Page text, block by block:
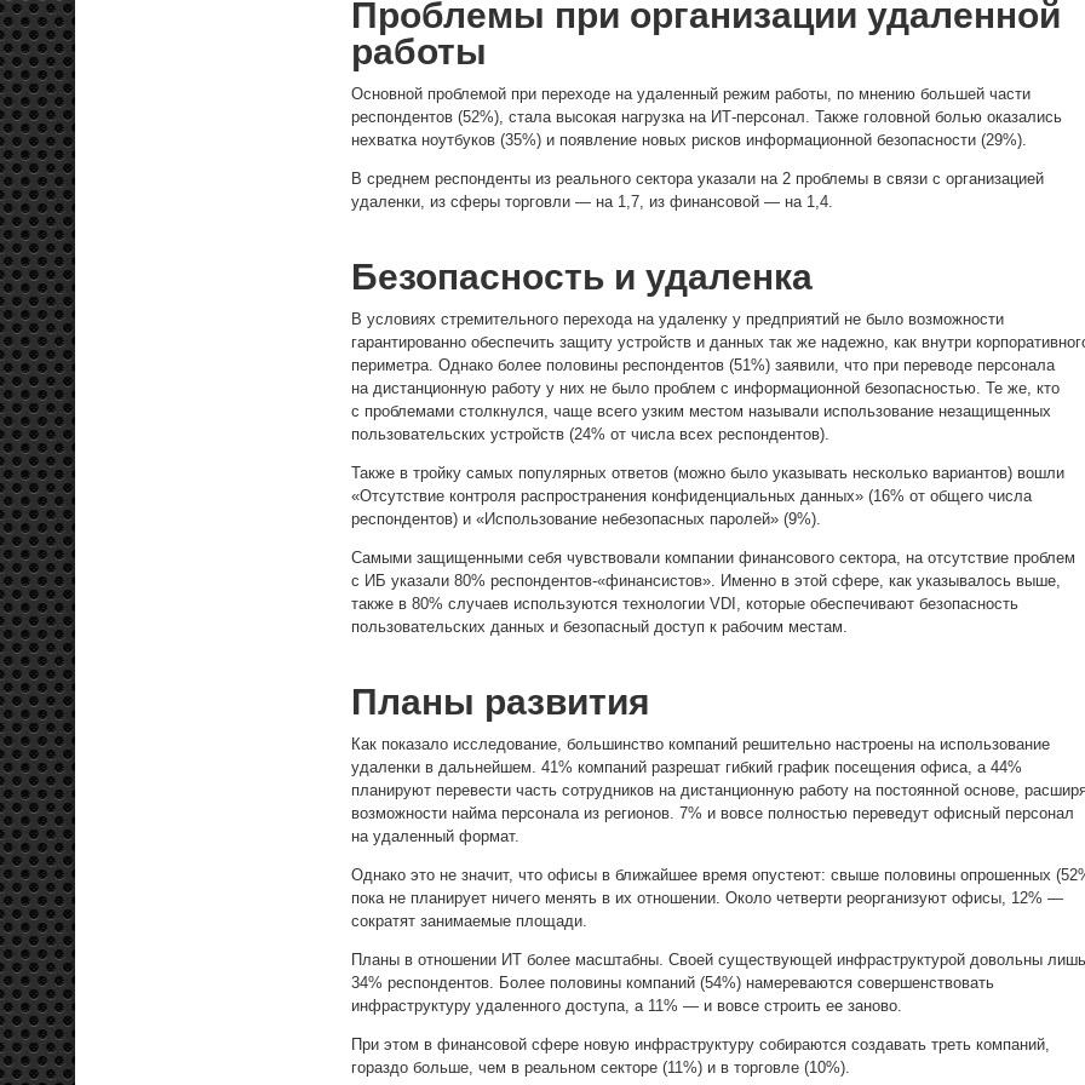
Проблемы при организации удаленной
работы
Основной проблемой при переходе на удаленный режим работы, по мнению большей части
респондентов (52%), стала высокая нагрузка на ИТ-персонал. Также головной болью оказались
нехватка ноутбуков (35%) и появление новых рисков информационной безопасности (29%).
В среднем респонденты из реального сектора указали на 2 проблемы в связи с организацией
удаленки, из сферы торговли — на 1,7, из финансовой — на 1,4.
Безопасность и удаленка
В условиях стремительного перехода на удаленку у предприятий не было возможности
гарантированно обеспечить защиту устройств и данных так же надежно, как внутри
периметра. Однако более половины респондентов (51%) заявили, что при переводе персонала
на дистанционную работу у них не было проблем с информационной безопасностью. Те же, кто
с проблемами столкнулся, чаще всего узким местом называли использование незащищенных
пользовательских устройств (24% от числа всех респондентов).
Также в тройку самых популярных ответов (можно было указывать несколько вариантов) вошли
«Отсутствие контроля распространения конфиденциальных данных» (16% от общего числа
респондентов) и «Использование небезопасных паролей» (9%).
Самыми защищенными себя чувствовали компании финансового сектора, на отсутствие проблем
с ИБ указали 80% респондентов-«финансистов». Именно в этой сфере, как указывалось выше,
также в 80% случаев используются технологии VDI, которые обеспечивают безопасность
пользовательских данных и безопасный доступ к рабочим местам.
Планы развития
Как показало исследование, большинство компаний решительно настроены на использование
удаленки в дальнейшем. 41% компаний разрешат гибкий график посещения офиса, а 44%
планируют перевести часть сотрудников на дистанционную работу на постоянной основе,
возможности найма персонала из регионов. 7% и вовсе полностью переведут офисный персонал
на удаленный формат.
Однако это не значит, что офисы в ближайшее время опустеют: свыше половины опрошенных
пока не планирует ничего менять в их отношении. Около четверти реорганизуют офисы, 12% —
сократят занимаемые площади.
Планы в отношении ИТ более масштабны. Своей существующей инфраструктурой довольны лишь
34% респондентов. Более половины компаний (54%) намереваются совершенствовать
инфраструктуру удаленного доступа, а 11% — и вовсе строить ее заново.
При этом в финансовой сфере новую инфраструктуру собираются создавать треть компаний,
гораздо больше, чем в реальном секторе (11%) и в торговле (10%).